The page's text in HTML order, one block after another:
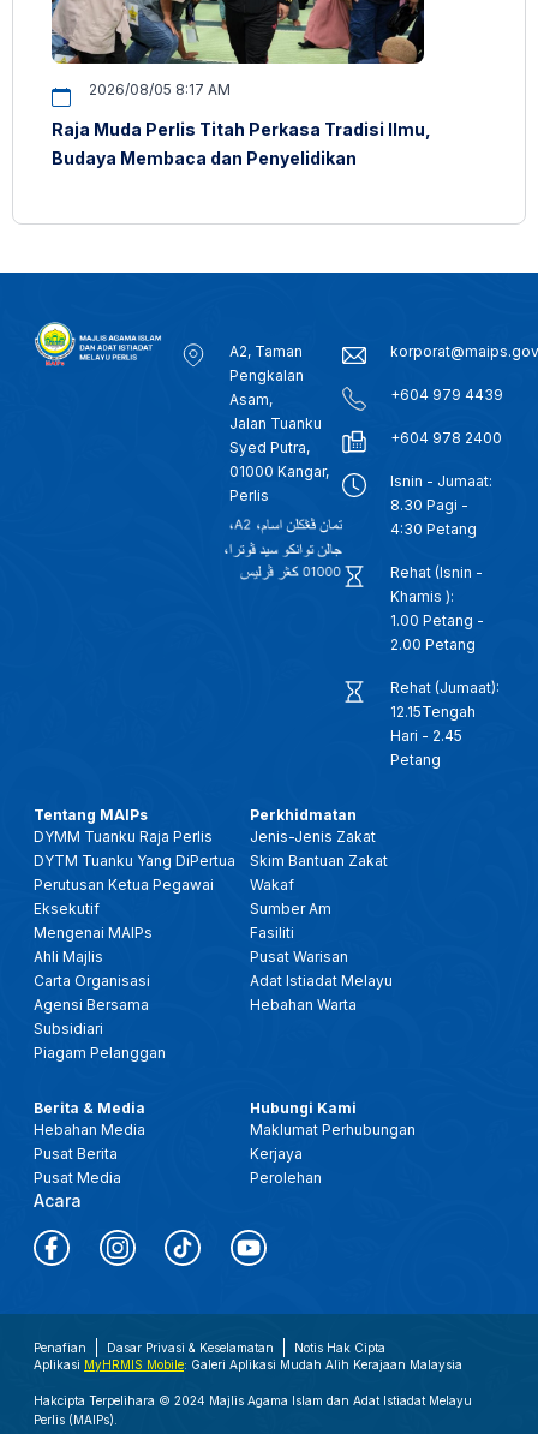
2026/08/05 8:17 AM
Raja Muda Perlis Titah Perkasa Tradisi Ilmu,
Budaya Membaca dan Penyelidikan
A2, Taman
Pengkalan
Asam,
Jalan Tuanku
Syed Putra,
01000 Kangar,
Perlis
+604 979 4439
+604 978 2400
Isnin - Jumaat:
8.30 Pagi -
4:30 Petang
Rehat (Isnin -
Khamis ):
1.00 Petang -
2.00 Petang
Rehat (Jumaat):
12.15Tengah
Hari - 2.45
Petang
Tentang MAIPs
DYMM Tuanku Raja Perlis
DYTM Tuanku Yang DiPertua
Perutusan Ketua Pegawai
Eksekutif
Mengenai MAIPs
Ahli Majlis
Carta Organisasi
Agensi Bersama
Subsidiari
Piagam Pelanggan
Perkhidmatan
Jenis-Jenis Zakat
Skim Bantuan Zakat
Wakaf
Sumber Am
Fasiliti
Pusat Warisan
Adat Istiadat Melayu
Hebahan Warta
Berita & Media
Hebahan Media
Pusat Berita
Pusat Media
Acara
Hubungi Kami
Maklumat Perhubungan
Kerjaya
Perolehan
Penafian Dasar Privasi & Keselamatan
Notis Hak Cipta
Aplikasi MyHRMIS Mobile: Galeri Aplikasi Mudah Alih Kerajaan Malaysia
Hakcipta Terpelihara © 2024 Majlis Agama Islam dan Adat Istiadat Melayu
Perlis (MAIPs).